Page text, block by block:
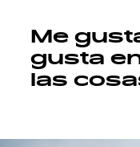
Me
gusta
las